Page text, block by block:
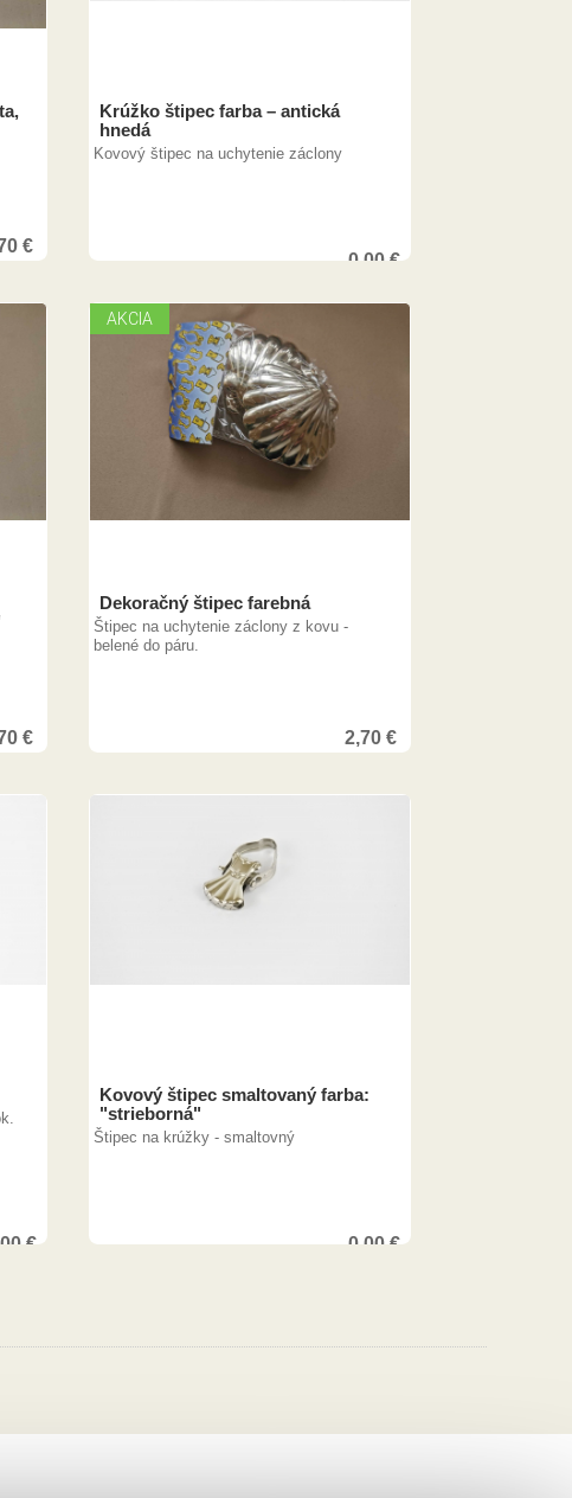
€
Krúžko štipec farba – antická
hnedá
Kovový štipec na uchytenie záclony
0,00€
€
AKCIA
Dekoračný štipec farebná
Štipec na uchytenie záclony z kovu -
belené do páru.
2,70€
€
Kovový štipec smaltovaný farba:
"strieborná"
Štipec na krúžky - smaltovný
0,00€